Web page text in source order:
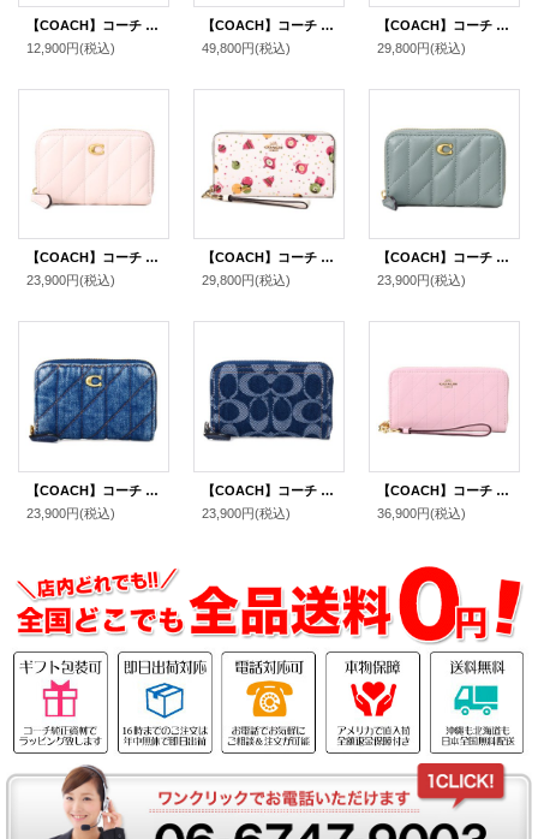
【COACH】コーチ コーティング レザー スタッズ スリム エンベロープ フラップ 長財布 オックスブラッド【訳あり】（日本未発売）
12,900円(税込)
【COACH】コーチ キャンバス レザー シグネチャー ピーナッツ コラボ スヌーピー ヴァーシティー ワッペン リストレット ジップ アラウンド 長財布 カーキ（日本未発売）
49,800円(税込)
【COACH】コーチ コーティングキャンバス スムースレザー シグネチャー リストレット ロング ジップ アラウンド 長財布 ブラウン×ブラック（日本未発売）
29,800円(税込)
【COACH】コーチ カードケース レザー キルティング ピロー ロゴ スモール ジップ アラウンド スクエア スリム コインケース ブラッシュ（日本未発売）
23,900円(税込)
【COACH】コーチ コーティングキャンバス スムースレザー オーナメント プリント リストレット ロング ジップ アラウンド 長財布 チャークマルチ（日本未発売）
29,800円(税込)
【COACH】コーチ カードケース レザー キルティング ピロー ロゴ スモール ジップ アラウンド スクエア スリム コインケース セージ（日本未発売）
23,900円(税込)
【COACH】コーチ カードケース デニム レザー キルティング ロゴ スモール ジップ アラウンド スクエア スリム コインケース ディープブルー（日本未発売）
23,900円(税込)
【COACH】コーチ カードケース デニム レザー シグネチャー エッセンシャル スモール ジップ アラウンド スクエア スリム コインケース ディープブルーマルチ（日本未発売）
23,900円(税込)
【COACH】コーチ 長財布 キルティング シャイニー スムースレザー ロゴ リストレット ロング ジップ アラウンド 長財布 カーネーション（日本未発売）
36,900円(税込)